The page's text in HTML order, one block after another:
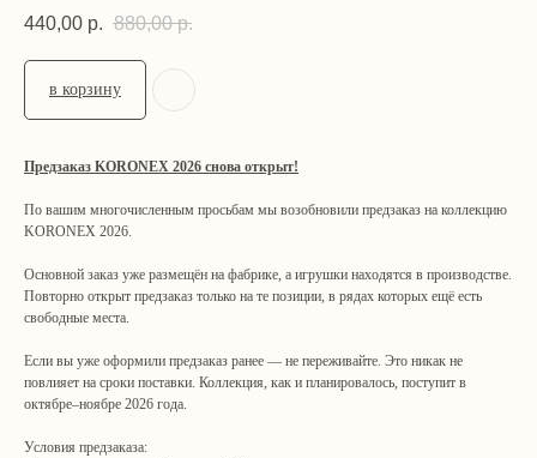
440,00 р. 880,00 р.
в корзину
Предзаказ KORONEX 2026 снова открыт!
По вашим многочисленным просьбам мы возобновили предзаказ на коллекцию
KORONEX 2026.
Основной заказ уже размещён на фабрике, а игрушки находятся в производстве.
Повторно открыт предзаказ только на те позиции, в рядах которых ещё есть
свободные места.
Если вы уже оформили предзаказ ранее — не переживайте. Это никак не
повлияет на сроки поставки. Коллекция, как и планировалось, поступит в
октябре–ноябре 2026 года.
Условия предзаказа: